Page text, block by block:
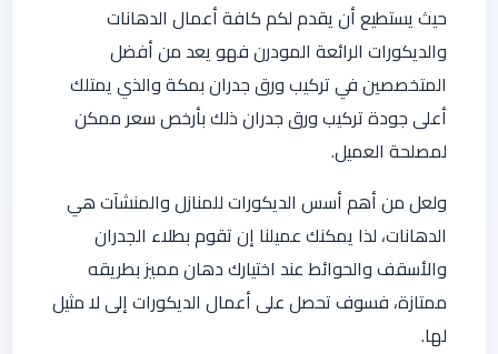
حيث يستطيع أن يقدم لكم كافة أعمال الدهانات
والديكورات الرائعة المودرن فهو يعد من أفضل
المتخصصين في تركيب ورق جدران بمكة والذي يمتلك
أعلى جودة تركيب ورق جدران ذلك بأرخص سعر ممكن
لمصلحة العميل.
ولعل من أهم أسس الديكورات للمنازل والمنشآت هي
الدهانات، لذا يمكنك عميلنا إن تقوم بطلاء الجدران
والأسقف والحوائط عند اختيارك دهان مميز بطريقه
ممتازة، فسوف تحصل على أعمال الديكورات إلى لا مثيل
لها.